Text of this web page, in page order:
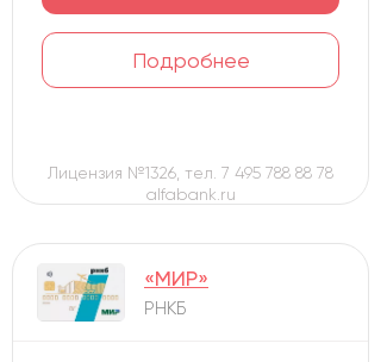
Подробнее
Лицензия №1326, тел. 7 495 788 88 78
alfabank.ru
«МИР»
РНКБ